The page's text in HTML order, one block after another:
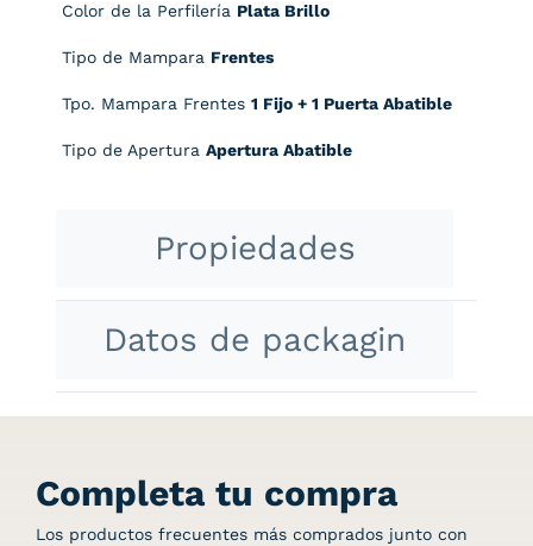
Color de la Perfilería Plata Brillo
Tipo de Mampara Frentes
Tpo. Mampara Frentes 1 Fijo + 1 Puerta Abatible
Tipo de Apertura Apertura Abatible
Propiedades
Datos de packagin
Completa tu compra
Los productos frecuentes más comprados junto con